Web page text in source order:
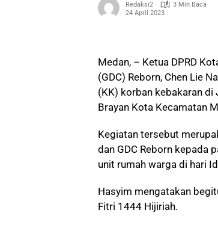
Redaksi2
3 Min Baca
24 April 2023
Medan, – Ketua DPRD
(GDC) Reborn, Chen Lie
(KK) korban kebakaran di
Brayan Kota Kecamatan
Kegiatan tersebut
dan GDC Reborn kepada
unit rumah warga di hari
Hasyim mengatakan
Fitri 1444 Hijiriah.